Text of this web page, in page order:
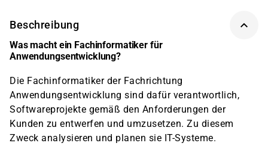
Beschreibung
Was macht ein Fachinformatiker für
Anwendungsentwicklung?
Die Fachinformatiker der Fachrichtung
Anwendungsentwicklung sind dafür verantwortlich,
Softwareprojekte gemäß den Anforderungen der
Kunden zu entwerfen und umzusetzen. Zu diesem
Zweck analysieren und planen sie IT-Systeme.